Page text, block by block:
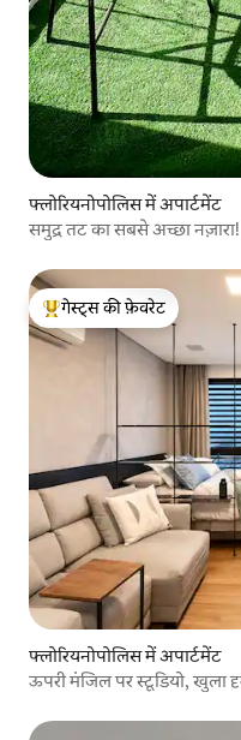
फ्लोरियनोपोलिस में अपार्टमेंट
समुद्र तट का सबसे अच्छा
गेस्ट्स का टॉप फ़ेवरेट
गेस्ट्स की फ़ेवरेट
फ्लोरियनोपोलिस में अपार्टमेंट
ऊपरी मंजिल पर स्टूडियो, खुला